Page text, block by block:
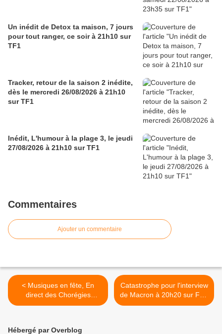
Un inédit de Detox ta maison, 7 jours
pour tout ranger, ce soir à 21h10 sur
TF1
Tracker, retour de la saison 2 inédite,
dès le mercredi 26/08/2026 à 21h10
sur TF1
Inédit, L'humour à la plage 3, le jeudi
27/08/2026 à 21h10 sur TF1
Commentaires
Ajouter un commentaire
< Musiques en fête, En
direct des Chorégies
d'Orange, le vendredi
Catastrophe pour l'interview
de Macron à 20h20 sur Fr2.
Le foot leader en access
Hébergé par Overblog